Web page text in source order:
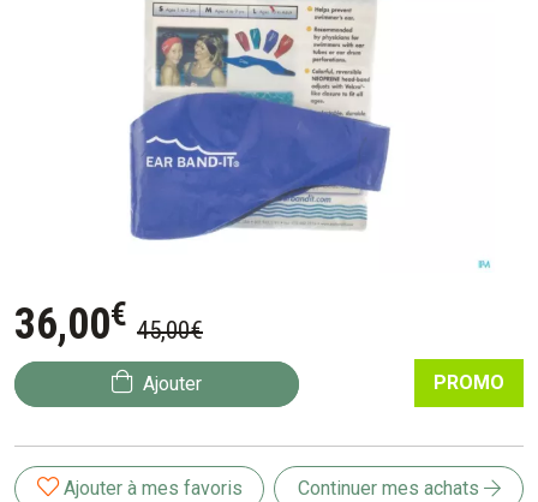
36,00€ 45,00€
Ajouter PROMO
Ajouter à mes favoris Continuer mes achats